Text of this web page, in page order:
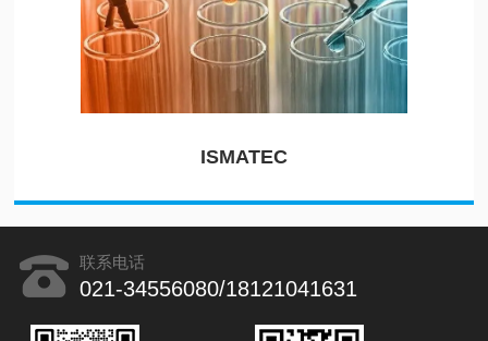
ISMATEC
联系电话
021-34556080/18121041631